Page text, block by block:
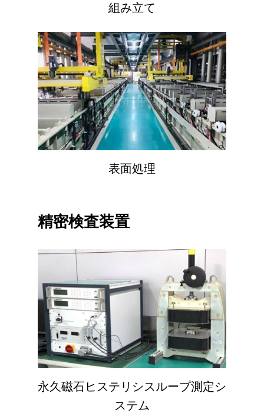
組み立て
表面処理
精密検査装置
永久磁石ヒステリシスループ測定シ
ステム